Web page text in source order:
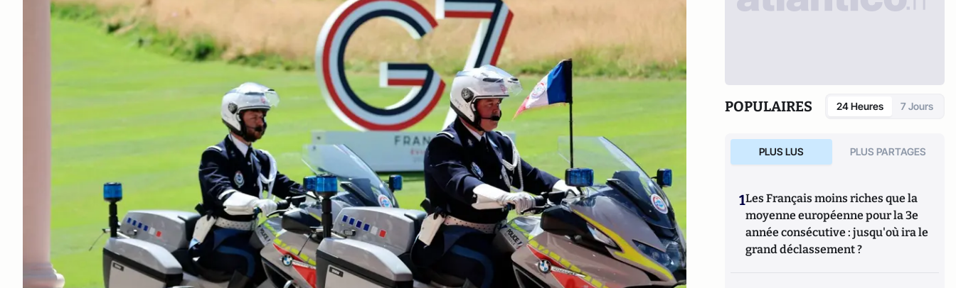
POPULAIRES 24 Heures 7 Jours
PLUS LUS PLUS PARTAGES
1Les Français moins riches que la
moyenne européenne pour la 3e
année consécutive : jusqu'où ira le
grand déclassement ?